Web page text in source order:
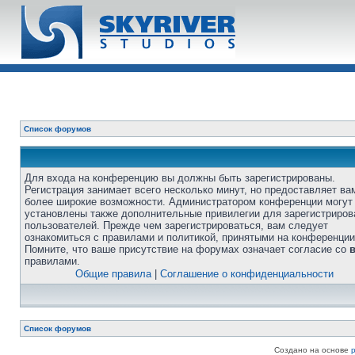
Список форумов
Для входа на конференцию вы должны быть зарегистрированы.
Регистрация занимает всего несколько минут, но предоставляет
более широкие возможности. Администратором конференции
установлены также дополнительные привилегии для
пользователей. Прежде чем зарегистрироваться, вам следует
ознакомиться с правилами и политикой, принятыми на
Помните, что ваше присутствие на форумах означает согласие со
правилами.
Общие правила| Соглашение о конфиденциальности
Список форумов
Создано на основе